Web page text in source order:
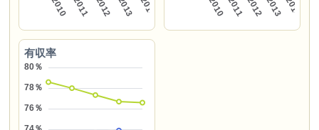
有収率